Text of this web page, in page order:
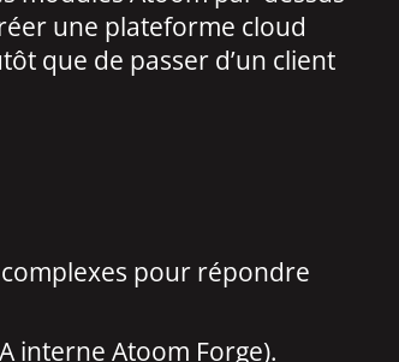
une plateforme cloud
que de passer d’un client
pour répondre
interne Atoom Forge).